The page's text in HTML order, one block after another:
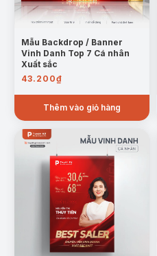
Mẫu Backdrop / Banner
Vinh Danh Top 7 Cá nhân
Xuất sắc
43.200₫
Thêm vào giỏ hàng